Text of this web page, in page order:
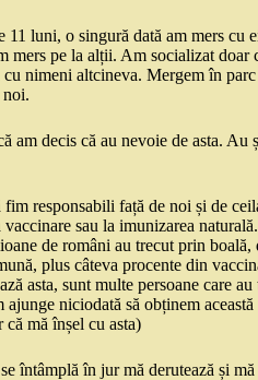
luni, o singură dată am mers cu
mers pe la alții. Am socializat doar
nimeni altcineva. Mergem în
noi.
decis că au nevoie de asta. Au
responsabili față de noi și de
sau la imunizarea
de români au trecut prin boală,
plus câteva procente din
asta, sunt multe persoane care
niciodată să obținem
mă înșel cu asta)
întâmplă în jur mă derutează și mă